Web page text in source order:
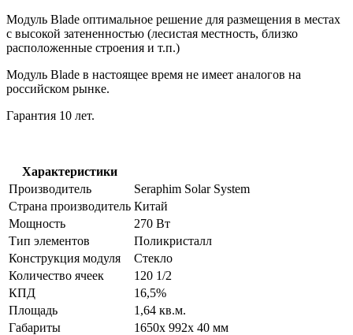
Модуль Blade оптимальное решение для размещения в местах
с высокой затененностью (лесистая местность, близко
расположенные строения и т.п.)
Модуль Blade в настоящее время не имеет аналогов на
российском рынке.
Гарантия 10 лет.
Характеристики
Производитель
Seraphim Solar System
Страна производитель Китай
Мощность
270 Вт
Тип элементов
Поликристалл
Конструкция модуля
Стекло
Количество ячеек
120 1/2
КПД
16,5%
Площадь
1,64 кв.м.
Габариты
1650x 992x 40 мм